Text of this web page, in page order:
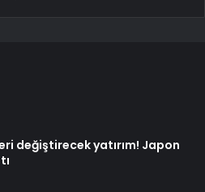
değiştirecek yatırım! Japon